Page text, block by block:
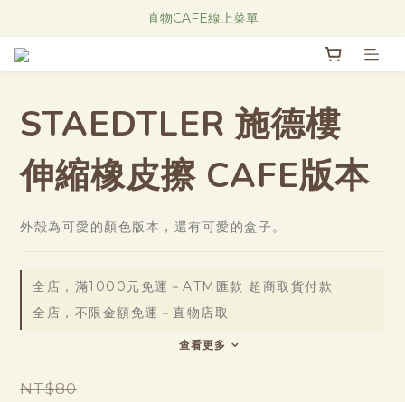
Research Notes 新品發售中！
直物CAFE線上菜單
STAEDTLER 施德樓
伸縮橡皮擦 CAFE版本
外殻為可愛的顏色版本，還有可愛的盒子。
全店，滿1000元免運－ATM匯款 超商取貨付款
全店，不限金額免運－直物店取
查看更多
NT$80